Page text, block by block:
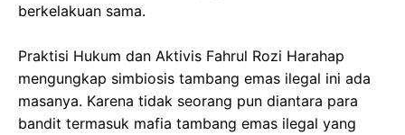
berkelakuan sama.
‎Praktisi Hukum dan Aktivis Fahrul Rozi Harahap
mengungkap simbiosis tambang emas ilegal ini ada
masanya. Karena tidak seorang pun diantara para
bandit termasuk mafia tambang emas ilegal yang